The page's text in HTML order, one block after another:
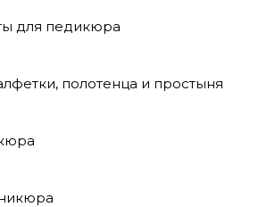
для педикюра
полотенца и простыня